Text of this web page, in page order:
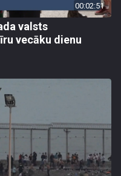
00:02:51
valsts
vecāku dienu